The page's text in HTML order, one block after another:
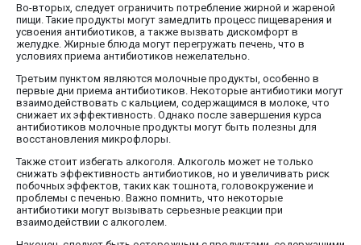
Во-вторых, следует ограничить потребление жирной и жареной
пищи. Такие продукты могут замедлить процесс пищеварения и
усвоения антибиотиков, а также вызвать дискомфорт в
желудке. Жирные блюда могут перегружать печень, что в
условиях приема антибиотиков нежелательно.
Третьим пунктом являются молочные продукты, особенно в
первые дни приема антибиотиков. Некоторые антибиотики могут
взаимодействовать с кальцием, содержащимся в молоке, что
снижает их эффективность. Однако после завершения курса
антибиотиков молочные продукты могут быть полезны для
восстановления микрофлоры.
Также стоит избегать алкоголя. Алкоголь может не только
снижать эффективность антибиотиков, но и увеличивать риск
побочных эффектов, таких как тошнота, головокружение и
проблемы с печенью. Важно помнить, что некоторые
антибиотики могут вызывать серьезные реакции при
взаимодействии с алкоголем.